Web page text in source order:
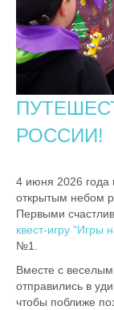
РОССИИ!
4 июня 2026
открытым небом
Первыми
квест-игру "Игры
№1.
Вместе с
отправились в
чтобы поближе